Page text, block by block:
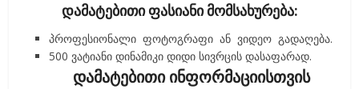
დამატებითი ფასიანი მომსახურება:
პროფესიონალი ფოტოგრაფი ან ვიდეო გადაღება.
500 ვატიანი დინამიკი დიდი სივრცის დასაფარად.
დამატებითი ინფორმაციისთვის